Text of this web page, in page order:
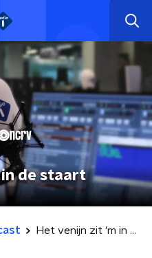
de staart
Het venijn zit 'm in de staart